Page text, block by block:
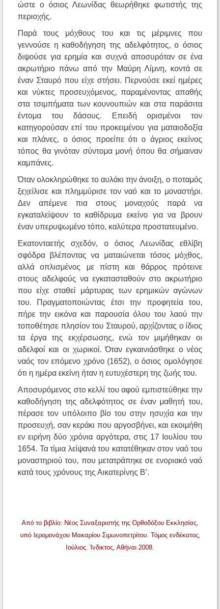
ώστε ο όσιος Λεωνίδας θεωρήθηκε φωτιστής της
περιοχής.
Παρά τους μόχθους του και τις μέριμνες που
γεννούσε η καθοδήγηση της αδελφότητος, ο όσιος
διψούσε για ερημία και συχνά αποσυρόταν σε ένα
ακρωτήριο πάνω από την Μαύρη Λίμνη, κοντά σε
έναν Σταυρό που είχε στήσει. Περνούσε εκεί ημέρες
και νύκτες προσευχόμενος, παραμένοντας απαθής
στα τσιμπήματα των κουνουπιών και στα παράσιτα
έντομα του δάσους. Επειδή ορισμένοι τον
κατηγορούσαν επί του προκειμένου για ματαιοδοξία
και πλάνες, ο όσιος προείπε ότι ο άγριος εκείνος
τόπος θα γινόταν σύντομα μονή όπου θα σήμαιναν
καμπάνες.
Όταν ολοκληρώθηκε το αυλάκι την άνοιξη, ο ποταμός
ξεχείλισε και πλημμύρισε τον ναό και το μοναστήρι.
Δεν απέμενε πια στους μοναχούς παρά να
εγκαταλείψουν το καθίδρυμα εκείνο για να βρουν
έναν υπερυψωμένο τόπο, καλύτερα προστατευμένο.
Εκατονταετής σχεδόν, ο όσιος Λεωνίδας εθλίβη
σφόδρα βλέποντας να ματαιώνεται τόσος μόχθος,
αλλά οπλισμένος με πίστη και θάρρος πρότεινε
στους αδελφούς να εγκατασταθούν στο ακρωτήριο
που είχε σταθεί μάρτυρας των ερημικών αγώνων
του. Πραγματοποιώντας έτσι την προφητεία του,
πήρε την εικόνα και παρουσία όλου του λαού την
τοποθέτησε πλησίον του Σταυρού, αρχίζοντας ο ίδιος
τα έργα της εκχέρσωσης, ενώ τον μιμήθηκαν οι
αδελφοί και οι χωρικοί. Όταν εγκαινιάσθηκε ο νέος
ναός τον επόμενο χρόνο (1652), ο όσιος ομολόγησε
ότι η ημέρα εκείνη ήταν η ευτυχέστερη της ζωής του.
Αποσυρόμενος στο κελλί του αφού εμπιστεύθηκε την
καθοδήγηση της αδελφότητος σε έναν μαθητή του,
πέρασε τον υπόλοιπο βίο του στην ησυχία και την
προσευχή, σαν κεράκι που αργοσβήνει, και εκοιμήθη
εν ειρήνη δύο χρόνια αργότερα, στις 17 Ιουλίου του
1654. Τα τίμια λείψανά του κατατέθηκαν στον ναό του
μοναστηριού του, που μετατράπηκε σε ενοριακό ναό
κατά τους χρόνους της Αικατερίνης Β’.
Από το βιβλίο: Νέος Συναξαριστής της Ορθοδόξου Εκκλησίας,
υπό Ιερομονάχου Μακαρίου Σιμωνοπετρίτου. Τόμος ενδέκατος,
Ιούλιος. Ίνδικτος, Αθήναι 2008.